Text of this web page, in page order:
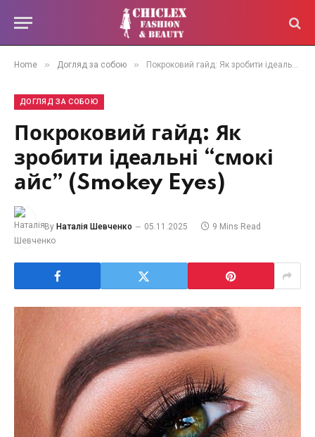
Home » Догляд за собою » Покроковий гайд: Як зробити ідеальні “смокі айс” (Smokey Eyes)
ДОГЛЯД ЗА СОБОЮ
Покроковий гайд: Як
зробити ідеальні “смокі
айс” (Smokey Eyes)
By Наталія Шевченко 05.11.2025 9 Mins Read